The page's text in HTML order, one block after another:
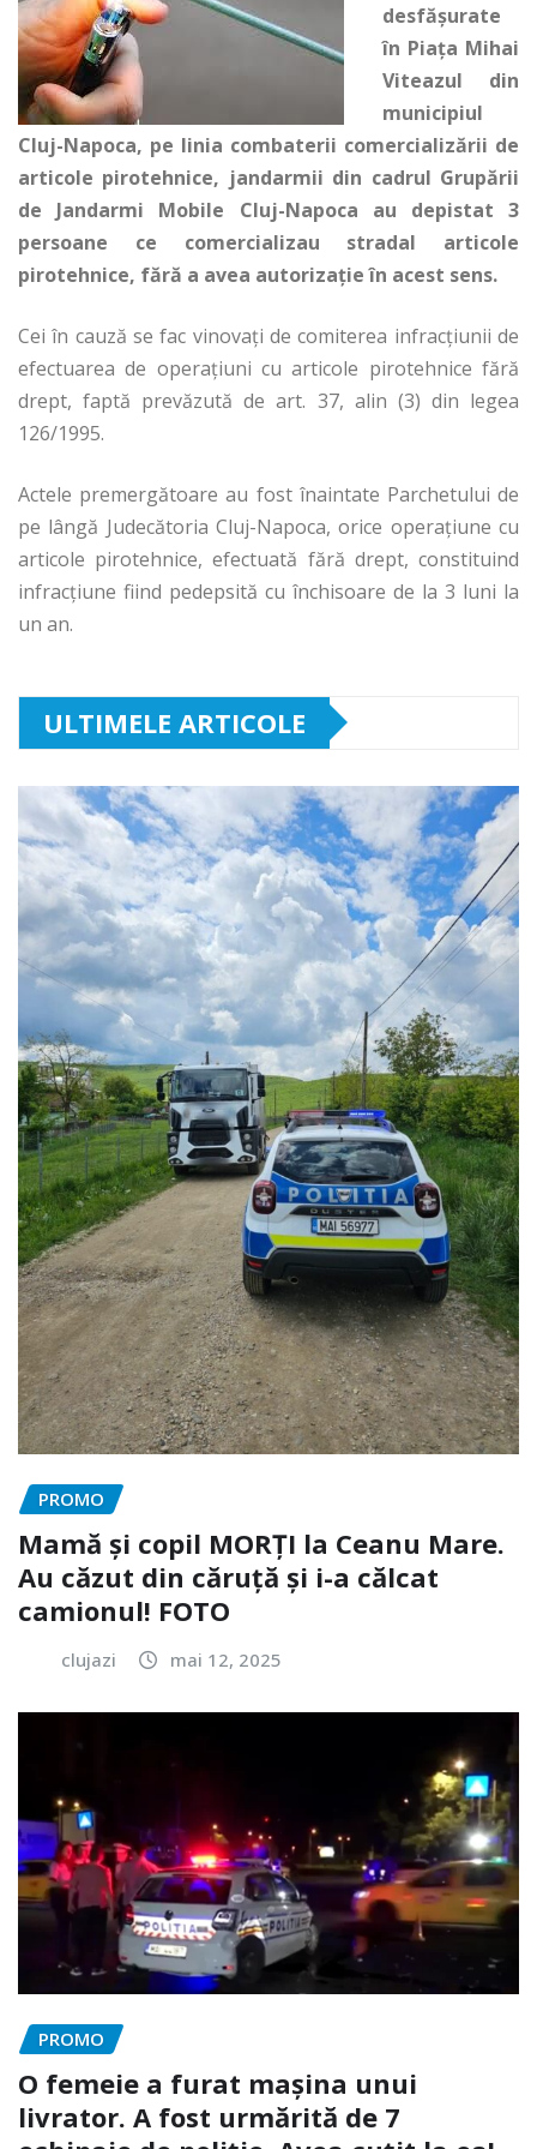
desfăşurate
în Piaţa Mihai
Viteazul din
municipiul
Cluj-Napoca, pe linia combaterii comercializării de
articole pirotehnice, jandarmii din cadrul Grupării
de Jandarmi Mobile Cluj-Napoca au depistat 3
persoane ce comercializau stradal articole
pirotehnice, fără a avea autorizaţie în acest sens.
Cei în cauză se fac vinovaţi de comiterea infracţiunii de
efectuarea de operaţiuni cu articole pirotehnice fără
drept, faptă prevăzută de art. 37, alin (3) din legea
126/1995.
Actele premergătoare au fost înaintate Parchetului de
pe lângă Judecătoria Cluj-Napoca, orice operaţiune cu
articole pirotehnice, efectuată fără drept, constituind
infracţiune fiind pedepsită cu închisoare de la 3 luni la
un an.
ULTIMELE ARTICOLE
PROMO
Mamă și copil MORȚI la Ceanu Mare.
Au căzut din căruță și i-a călcat
camionul! FOTO
clujazi mai 12, 2025
PROMO
O femeie a furat mașina unui
livrator. A fost urmărită de 7